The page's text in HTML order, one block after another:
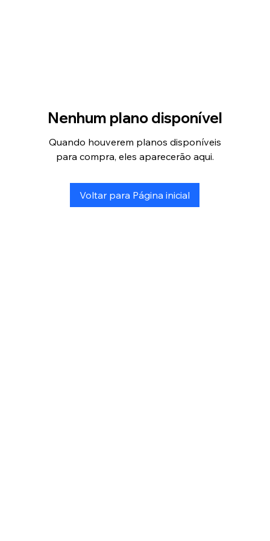
Nenhum plano disponível
Quando houverem planos disponíveis
para compra, eles aparecerão aqui.
Voltar para Página inicial